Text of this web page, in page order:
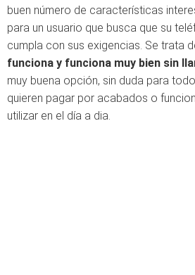
buen número de características
para un usuario que busca que su
cumpla con sus exigencias. Se trata
funciona y funciona muy bien sin
muy buena opción, sin duda para
quieren pagar por acabados o
utilizar en el día a dia.